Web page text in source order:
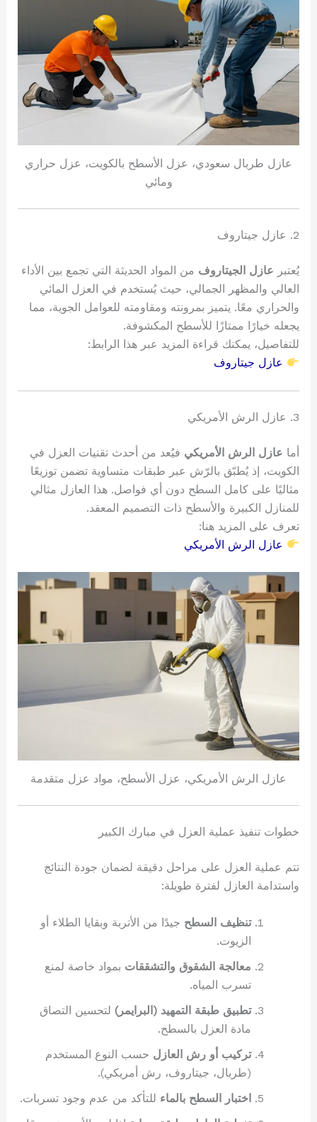
عازل طربال سعودي، عزل الأسطح بالكويت، عزل حراري
ومائي
2. عازل جيتاروف
يُعتبر عازل الجيتاروف من المواد الحديثة التي تجمع بين الأداء
العالي والمظهر الجمالي، حيث يُستخدم في العزل المائي
والحراري معًا. يتميز بمرونته ومقاومته للعوامل الجوية، مما
يجعله خيارًا ممتازًا للأسطح المكشوفة.
للتفاصيل، يمكنك قراءة المزيد عبر هذا الرابط:
عازل جيتاروف
3. عازل الرش الأمريكي
أما عازل الرش الأمريكي فيُعد من أحدث تقنيات العزل في
الكويت، إذ يُطبّق بالرّش عبر طبقات متساوية تضمن توزيعًا
مثاليًا على كامل السطح دون أي فواصل. هذا العازل مثالي
للمنازل الكبيرة والأسطح ذات التصميم المعقد.
تعرف على المزيد هنا:
عازل الرش الأمريكي
عازل الرش الأمريكي، عزل الأسطح، مواد عزل متقدمة
خطوات تنفيذ عملية العزل في مبارك الكبير
تتم عملية العزل على مراحل دقيقة لضمان جودة النتائج
واستدامة العازل لفترة طويلة:
تنظيف السطح جيدًا من الأتربة وبقايا الطلاء أو
الزيوت.
معالجة الشقوق والتشققات بمواد خاصة لمنع
تسرب المياه.
تطبيق طبقة التمهيد (البرايمر)لتحسين التصاق
مادة العزل بالسطح.
تركيب أو رش العازل حسب النوع المستخدم
(طربال، جيتاروف، رش أمريكي).
اختبار السطح بالماء للتأكد من عدم وجود تسربات.